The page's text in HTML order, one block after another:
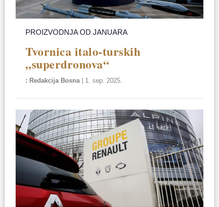
PROIZVODNJA OD JANUARA
Tvornica italo-turskih
„superdronova“
Redakcija Bosna| 1. sep. 2025.